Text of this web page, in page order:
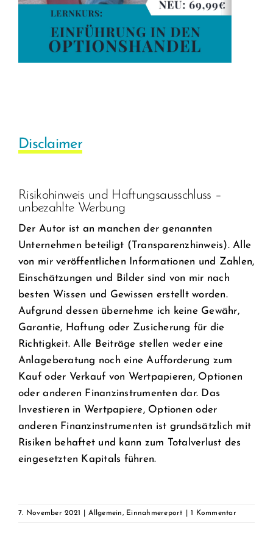
Disclaimer
Risikohinweis und Haftungsausschluss –
unbezahlte Werbung
Der Autor ist an manchen der genannten
Unternehmen beteiligt (Transparenzhinweis). Alle
von mir veröffentlichen Informationen und Zahlen,
Einschätzungen und Bilder sind von mir nach
besten Wissen und Gewissen erstellt worden.
Aufgrund dessen übernehme ich keine Gewähr,
Garantie, Haftung oder Zusicherung für die
Richtigkeit. Alle Beiträge stellen weder eine
Anlageberatung noch eine Aufforderung zum
Kauf oder Verkauf von Wertpapieren, Optionen
oder anderen Finanzinstrumenten dar. Das
Investieren in Wertpapiere, Optionen oder
anderen Finanzinstrumenten ist grundsätzlich mit
Risiken behaftet und kann zum Totalverlust des
eingesetzten Kapitals führen.
7. November 2021 Allgemein, Einnahmereport 1 Kommentar